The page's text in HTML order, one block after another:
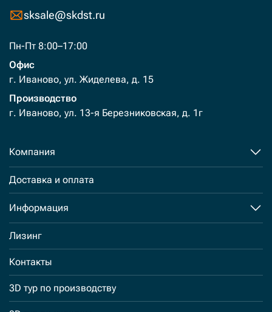
sksale@skdst.ru
Пн-Пт 8:00–17:00
Офис
г. Иваново, ул. Жиделева, д. 15
Производство
г. Иваново, ул. 13-я Березниковская, д. 1г
Компания
Доставка и оплата
Информация
Лизинг
Контакты
3D тур по производству